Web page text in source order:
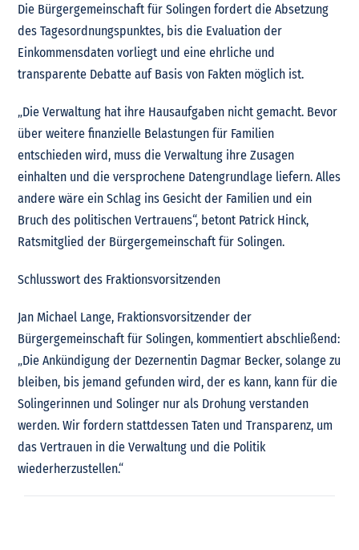
Die Bürgergemeinschaft für Solingen fordert die Absetzung
des Tagesordnungspunktes, bis die Evaluation der
Einkommensdaten vorliegt und eine ehrliche und
transparente Debatte auf Basis von Fakten möglich ist.
„Die Verwaltung hat ihre Hausaufgaben nicht gemacht. Bevor
über weitere finanzielle Belastungen für Familien
entschieden wird, muss die Verwaltung ihre Zusagen
einhalten und die versprochene Datengrundlage liefern. Alles
andere wäre ein Schlag ins Gesicht der Familien und ein
Bruch des politischen Vertrauens“, betont Patrick Hinck,
Ratsmitglied der Bürgergemeinschaft für Solingen.
Schlusswort des Fraktionsvorsitzenden
Jan Michael Lange, Fraktionsvorsitzender der
Bürgergemeinschaft für Solingen, kommentiert abschließend:
„Die Ankündigung der Dezernentin Dagmar Becker, solange zu
bleiben, bis jemand gefunden wird, der es kann, kann für die
Solingerinnen und Solinger nur als Drohung verstanden
werden. Wir fordern stattdessen Taten und Transparenz, um
das Vertrauen in die Verwaltung und die Politik
wiederherzustellen.“